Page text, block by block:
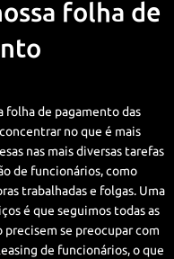
folha de
folha de pagamento das
no que é mais
nas mais diversas tarefas
de funcionários, como
trabalhadas e folgas. Uma
é que seguimos todas as
precisem se preocupar com
de funcionários, o que